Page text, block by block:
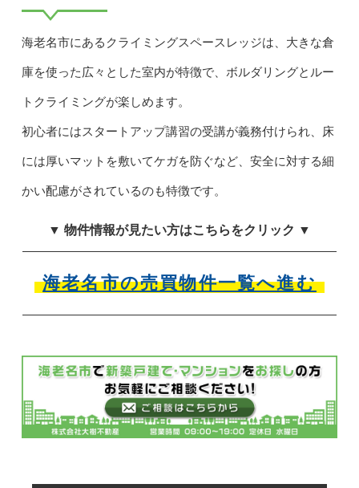
海老名市にあるクライミングスペースレッジは、大きな倉
庫を使った広々とした室内が特徴で、ボルダリングとルー
トクライミングが楽しめます。
初心者にはスタートアップ講習の受講が義務付けられ、床
には厚いマットを敷いてケガを防ぐなど、安全に対する細
かい配慮がされているのも特徴です。
▼ 物件情報が見たい方はこちらをクリック ▼
海老名市の売買物件一覧へ進む